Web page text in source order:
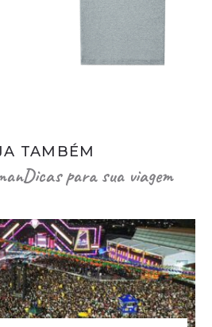
TAMBÉM
para sua viagem